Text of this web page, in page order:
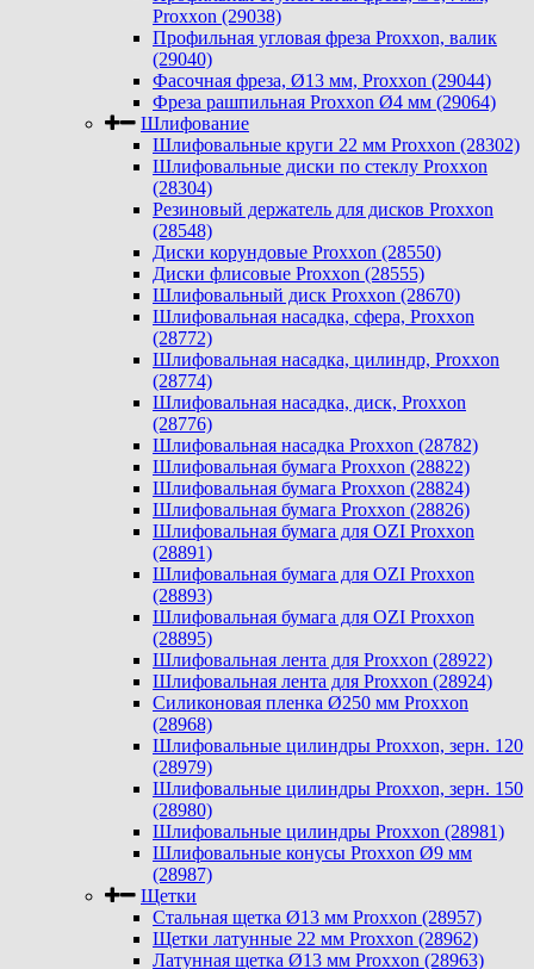
Proxxon (29038)
Профильная угловая фреза Proxxon, валик
(29040)
Фасочная фреза, Ø13 мм, Proxxon (29044)
Фреза рашпильная Proxxon Ø4 мм (29064)
Шлифование
Шлифовальные круги 22 мм Proxxon (28302)
Шлифовальные диски по стеклу Proxxon
(28304)
Резиновый держатель для дисков Proxxon
(28548)
Диски корундовые Proxxon (28550)
Диски флисовые Proxxon (28555)
Шлифовальный диск Proxxon (28670)
Шлифовальная насадка, сфера, Proxxon
(28772)
Шлифовальная насадка, цилиндр, Proxxon
(28774)
Шлифовальная насадка, диск, Proxxon
(28776)
Шлифовальная насадка Proxxon (28782)
Шлифовальная бумага Proxxon (28822)
Шлифовальная бумага Proxxon (28824)
Шлифовальная бумага Proxxon (28826)
Шлифовальная бумага для OZI Proxxon
(28891)
Шлифовальная бумага для OZI Proxxon
(28893)
Шлифовальная бумага для OZI Proxxon
(28895)
Шлифовальная лента для Proxxon (28922)
Шлифовальная лента для Proxxon (28924)
Силиконовая пленка Ø250 мм Proxxon
(28968)
Шлифовальные цилиндры Proxxon, зерн. 120
(28979)
Шлифовальные цилиндры Proxxon, зерн. 150
(28980)
Шлифовальные цилиндры Proxxon (28981)
Шлифовальные конусы Proxxon Ø9 мм
(28987)
Щетки
Стальная щетка Ø13 мм Proxxon (28957)
Щетки латунные 22 мм Proxxon (28962)
Латунная щетка Ø13 мм Proxxon (28963)